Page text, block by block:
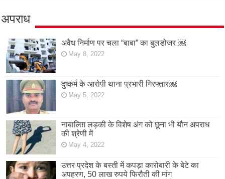
अपराध
अवैध निर्माण पर चला “बाबा” का बुलडोजर ￼
May 8, 2022
दुष्कर्म के आरोपी थाना प्रभारी गिरफ्तार￼
May 5, 2022
नाबालिग़ लड़की के विशेष अंग को छूना भी यौन अपराध
की श्रेणी में
May 4, 2022
उत्तर प्रदेश के बस्ती में कपड़ा कारोबारी के बेटे का
अपहरण, 50 लाख रुपये फिरौती की मांग